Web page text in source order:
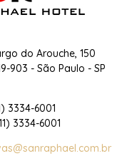
do Arouche, 150
903 - São Paulo - SP
3334-6001
3334-6001